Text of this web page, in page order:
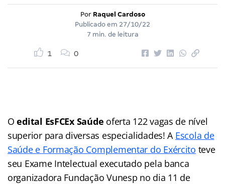
Por Raquel Cardoso
Publicado em 27/10/22
7 min. de leitura
1 0
Oedital EsFCEx Saúde oferta 122 vagas de nível
superior para diversas especialidades! A Escola de
Saúde e Formação Complementar do Exército teve
seu Exame Intelectual executado pela banca
organizadora Fundação Vunesp no dia 11 de